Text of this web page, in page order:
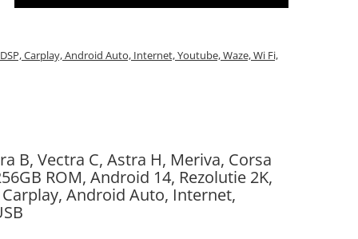
Carplay, Android Auto, Internet, Youtube, Waze, Wi Fi,
B, Vectra C, Astra H, Meriva, Corsa
ROM, Android 14, Rezolutie 2K,
Carplay, Android Auto, Internet,